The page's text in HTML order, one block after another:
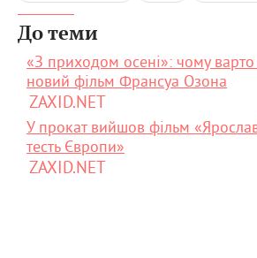
До теми
«З приходом осені»: чому
новий фільм Франсуа Озона
ZAXID.NET
У прокат вийшов фільм
тесть Європи»
ZAXID.NET